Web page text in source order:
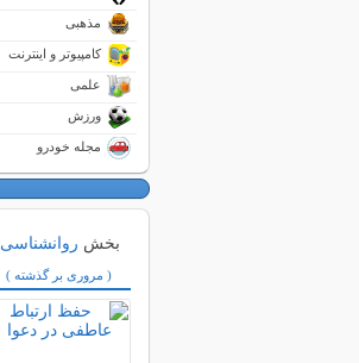
مذهبی
کامپیوتر و اینترنت
علمی
ورزش
مجله خودرو
بخش روانشناسی
( مروری بر گذشته )